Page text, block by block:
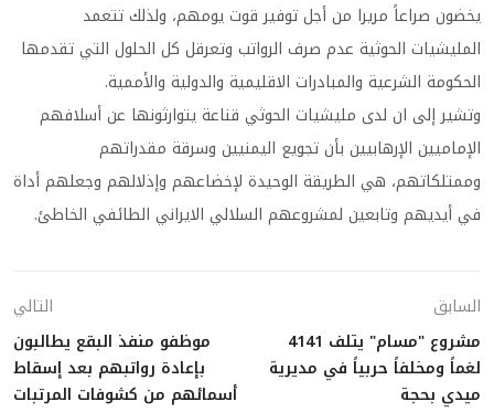
يخضون صراعاً مريرا من أجل توفير قوت يومهم، ولذلك تتعمد
المليشيات الحوثية عدم صرف الرواتب وتعرقل كل الحلول التي تقدمها
الحكومة الشرعية والمبادرات الاقليمية والدولية والأممية.
وتشير إلى ان لدى مليشيات الحوثي قناعة يتوارثونها عن أسلافهم
الإماميين الإرهابيين بأن تجويع اليمنيين وسرقة مقدراتهم
وممتلكاتهم، هي الطريقة الوحيدة لإخضاعهم وإذلالهم وجعلهم أداة
في أيديهم وتابعين لمشروعهم السلالي الايراني الطائفي الخاطئ.
السابق
مشروع "مسام" يتلف 4141
لغماً ومخلفاً حربياً في مديرية
ميدي بحجة
التالي
موظفو منفذ البقع يطالبون
بإعادة رواتبهم بعد إسقاط
أسمائهم من كشوفات المرتبات